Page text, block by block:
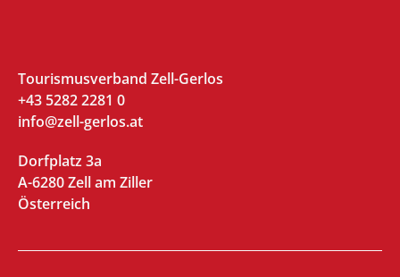
Tourismusverband Zell-Gerlos
+43 5282 2281 0
info@zell-gerlos.at
Dorfplatz 3a
A-6280 Zell am Ziller
Österreich